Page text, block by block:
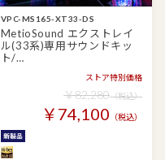
VPC-MS165-XT33-DS
MetioSound エクストレイ
ル(33系)専用サウンドキッ
ト/…
ストア特別価格
￥82,280（税込）
￥74,100 （税込）